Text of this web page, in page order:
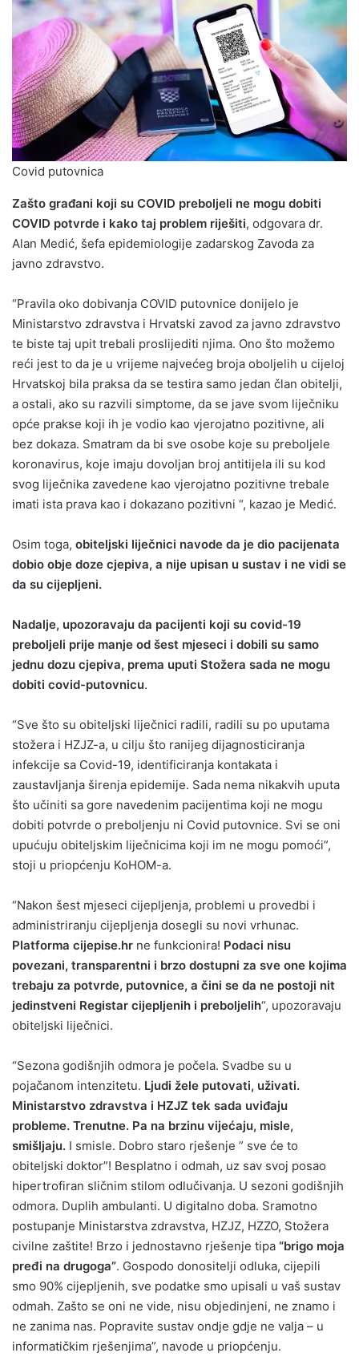
Covid putovnica
Zašto građani koji su COVID preboljeli ne mogu dobiti
COVID potvrde i kako taj problem riješiti, odgovara dr.
Alan Medić, šefa epidemiologije zadarskog Zavoda za
javno zdravstvo.
“Pravila oko dobivanja COVID putovnice donijelo je
Ministarstvo zdravstva i Hrvatski zavod za javno zdravstvo
te biste taj upit trebali proslijediti njima. Ono što možemo
reći jest to da je u vrijeme najvećeg broja oboljelih u cijeloj
Hrvatskoj bila praksa da se testira samo jedan član obitelji,
a ostali, ako su razvili simptome, da se jave svom liječniku
opće prakse koji ih je vodio kao vjerojatno pozitivne, ali
bez dokaza. Smatram da bi sve osobe koje su preboljele
koronavirus, koje imaju dovoljan broj antitijela ili su kod
svog liječnika zavedene kao vjerojatno pozitivne trebale
imati ista prava kao i dokazano pozitivni “, kazao je Medić.
Osim toga, obiteljski liječnici navode da je dio pacijenata
dobio obje doze cjepiva, a nije upisan u sustav i ne vidi se
da su cijepljeni.
Nadalje, upozoravaju da pacijenti koji su covid-19
preboljeli prije manje od šest mjeseci i dobili su samo
jednu dozu cjepiva, prema uputi Stožera sada ne mogu
dobiti covid-putovnicu.
“Sve što su obiteljski liječnici radili, radili su po uputama
stožera i HZJZ-a, u cilju što ranijeg dijagnosticiranja
infekcije sa Covid-19, identificiranja kontakata i
zaustavljanja širenja epidemije. Sada nema nikakvih uputa
što učiniti sa gore navedenim pacijentima koji ne mogu
dobiti potvrde o preboljenju ni Covid putovnice. Svi se oni
upućuju obiteljskim liječnicima koji im ne mogu pomoći”,
stoji u priopćenju KoHOM-a.
“Nakon šest mjeseci cijepljenja, problemi u provedbi i
administriranju cijepljenja dosegli su novi vrhunac.
Platforma cijepise.hr ne funkcionira! Podaci nisu
povezani, transparentni i brzo dostupni za sve one kojima
trebaju za potvrde, putovnice, a čini se da ne postoji nit
jedinstveni Registar cijepljenih i preboljelih“, upozoravaju
obiteljski liječnici.
“Sezona godišnjih odmora je počela. Svadbe su u
pojačanom intenzitetu. Ljudi žele putovati, uživati.
Ministarstvo zdravstva i HZJZ tek sada uviđaju
probleme. Trenutne. Pa na brzinu vijećaju, misle,
smišljaju. I smisle. Dobro staro rješenje ” sve će to
obiteljski doktor”! Besplatno i odmah, uz sav svoj posao
hipertrofiran sličnim stilom odlučivanja. U sezoni godišnjih
odmora. Duplih ambulanti. U digitalno doba. Sramotno
postupanje Ministarstva zdravstva, HZJZ, HZZO, Stožera
civilne zaštite! Brzo i jednostavno rješenje tipa “brigo moja
pređi na drugoga”. Gospodo donositelji odluka, cijepili
smo 90% cijepljenih, sve podatke smo upisali u vaš sustav
odmah. Zašto se oni ne vide, nisu objedinjeni, ne znamo i
ne zanima nas. Popravite sustav ondje gdje ne valja – u
informatičkim rješenjima”, navode u priopćenju.